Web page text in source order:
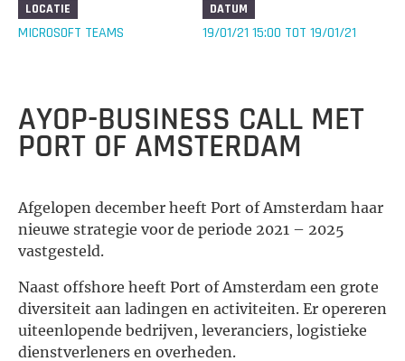
LOCATIE
MICROSOFT TEAMS
DATUM
19/01/21 15:00 TOT 19/01/21
AYOP-BUSINESS CALL MET
PORT OF AMSTERDAM
Afgelopen december heeft Port of Amsterdam haar
nieuwe strategie voor de periode 2021 – 2025
vastgesteld.
Naast offshore heeft Port of Amsterdam een grote
diversiteit aan ladingen en activiteiten. Er opereren
uiteenlopende bedrijven, leveranciers, logistieke
dienstverleners en overheden.